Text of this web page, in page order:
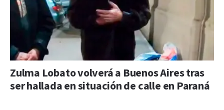
Zulma Lobato volverá a Buenos Aires tras
ser hallada en situación de calle en Paraná